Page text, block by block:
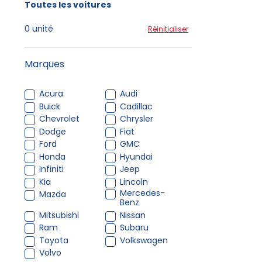
Toutes les voitures
0 unité Réinitialiser
Marques
Acura
Audi
Buick
Cadillac
Chevrolet
Chrysler
Dodge
Fiat
Ford
GMC
Honda
Hyundai
Infiniti
Jeep
Kia
Lincoln
Mazda
Mercedes-
Benz
Mitsubishi
Nissan
Ram
Subaru
Toyota
Volkswagen
Volvo